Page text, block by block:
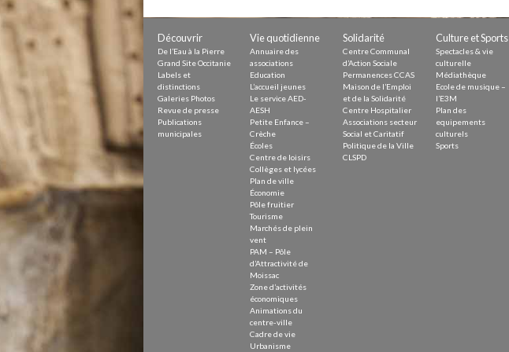
Écoles
Centre de loisirs
Collèges et lycées
Le service AED-AESH
Pôle fruitier
Tourisme
Marchés de plein vent
PAM – Pôle d’Attractivité de Moissac
Zones d’activités économiques
Animations du centre-ville
Annuaire des commerces
Démarchage
Urbanisme
Environnement développement durable
Déchets
Eau
Prévention des risques
Crues
Découvrir
De l’Eau à la Pierre
Grand Site Occitanie
Labels et
distinctions
Galeries Photos
Revue de presse
Publications
municipales
Vie quotidienne
Annuaire des
associations
Education
L’accueil jeunes
Le service AED-
AESH
Petite Enfance –
Crèche
Écoles
Centre de loisirs
Collèges et lycées
Plan de ville
Économie
Pôle fruitier
Tourisme
Marchés de plein
vent
PAM – Pôle
d’Attractivité de
Moissac
Zone d’activités
économiques
Animations du
centre-ville
Cadre de vie
Urbanisme
Solidarité
Centre Communal
d’Action Sociale
Permanences CCAS
Maison de l’Emploi
et de la Solidarité
Centre Hospitalier
Associations secteur
Social et Caritatif
Politique de la Ville
CLSPD
Culture et Sports
Spectacles & vie
culturelle
Médiathèque
Ecole de musique –
l’E3M
Plan des
equipements
culturels
Sports